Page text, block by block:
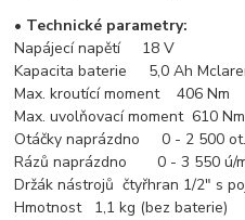
• Technické parametry:
Napájecí napětí 18 V
Kapacita baterie 5,0 Ah
Max. kroutící moment 406 Nm
Max. uvolňovací moment 610 Nm
Otáčky naprázdno 0 - 2 500
Rázů naprázdno 0 - 3 550 ú/
Držák nástrojů čtyřhran 1/2" s
Hmotnost 1,1 kg (bez baterie)